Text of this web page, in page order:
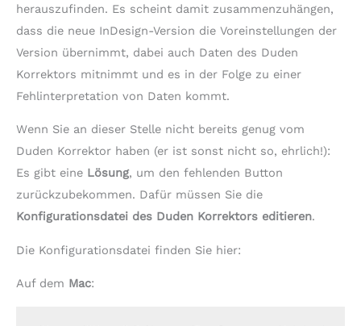
herauszufinden. Es scheint damit zusammenzuhängen,
dass die neue InDesign-Version die Voreinstellungen der
Version übernimmt, dabei auch Daten des Duden
Korrektors mitnimmt und es in der Folge zu einer
Fehlinterpretation von Daten kommt.
Wenn Sie an dieser Stelle nicht bereits genug vom
Duden Korrektor haben (er ist sonst nicht so, ehrlich!):
Es gibt eine Lösung, um den fehlenden Button
zurückzubekommen. Dafür müssen Sie die
Konfigurationsdatei des Duden Korrektors editieren.
Die Konfigurationsdatei finden Sie hier:
Auf dem Mac: